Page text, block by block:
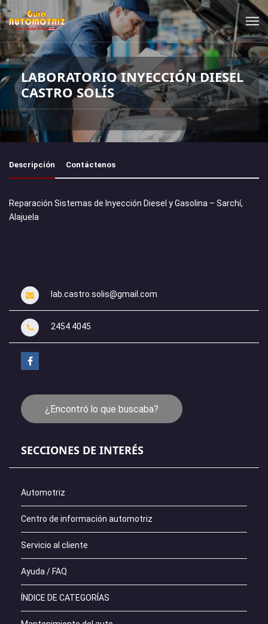
LABORATORIO INYECCIÓN DIESEL
CASTRO SOLÍS
Descripción Contáctenos
Reparación Sistemas de Inyección Diesel y Gasolina – Sarchí,
Alajuela
lab.castro.solis@gmail.com
2454 4045
¿Encontró lo que buscaba?
SECCIONES DE INTERÉS
Automotriz
Centro de información automotriz
Servicio al cliente
Ayuda / FAQ
ÍNDICE DE CATEGORÍAS